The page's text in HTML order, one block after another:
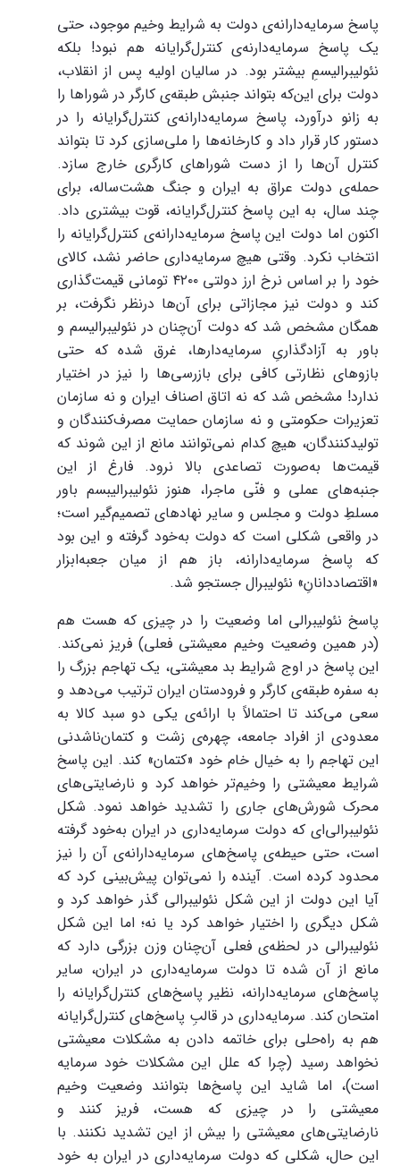
پاسخ سرمایه‌دارانه‌ی دولت به شرایط وخیم موجود، حتی
یک پاسخ سرمایه‌دارنه‌ی کنترل‌گرایانه هم نبود! بلکه
نئولیبرالیسمِ بیشتر بود. در سالیان اولیه پس از انقلاب،
دولت برای این‌که بتواند جنبش طبقه‌ی کارگر در شوراها را
به زانو درآورد، پاسخ سرمایه‌دارانه‌ی کنترل‌گرایانه را در
دستور کار قرار داد و کارخانه‌ها را ملی‌سازی کرد تا بتواند
کنترل آن‌ها را از دست شوراهای کارگری خارج سازد.
حمله‌ی دولت عراق به ایران و جنگ هشت‌ساله، برای
چند سال، به این پاسخ کنترل‌گرایانه، قوت بیشتری داد.
اکنون اما دولت این پاسخ سرمایه‌دارانه‌ی کنترل‌گرایانه را
انتخاب نکرد. وقتی هیچ‌ سرمایه‌داری حاضر نشد، کالای
خود را بر اساس نرخ ارز دولتی ۴۲۰۰ تومانی قیمت‌گذاری
کند و دولت نیز مجازاتی برای آن‌ها درنظر نگرفت، بر
همگان مشخص شد که دولت آن‌چنان در نئولیبرالیسم و
باور به آزادگذاریِ سرمایه‌دارها، غرق شده که حتی
بازوهای نظارتی کافی برای بازرسی‌ها را نیز در اختیار
ندارد! مشخص شد که نه اتاق اصناف ایران و نه سازمان
تعزیرات حکومتی و نه سازمان حمایت مصرف‌کنندگان و
تولیدکنندگان، هیچ کدام نمی‌توانند مانع از این شوند که
قیمت‌ها به‌صورت تصاعدی بالا نرود. فارغ از این
جنبه‌های عملی و فنّی ماجرا، هنوز نئولیبرالیبسم باور
مسلطِ دولت و مجلس و سایر نهادهای تصمیم‌گیر است؛
در واقعی شکلی است که دولت به‌خود گرفته و این بود
که پاسخ سرمایه‌دارانه، باز هم از میان جعبه‌ابزار
«اقتصاددانانِ» نئولیبرال جستجو شد.
پاسخ نئولیبرالی اما وضعیت را در چیزی که هست هم
(در همین وضعیت وخیم معیشتی فعلی) فریز نمی‌کند.
این پاسخ در اوج شرایط بد معیشتی، یک تهاجم بزرگ را
به سفره طبقه‌ی کارگر و فرودستان ایران ترتیب می‌دهد و
سعی می‌کند تا احتمالاً با ارائه‌ی یکی دو سبد کالا به
معدودی از افراد جامعه، چهره‌ی زشت و کتمان‌ناشدنی
این تهاجم را به خیال خام خود «کتمان» کند. این پاسخ
شرایط معیشتی را وخیم‌تر خواهد کرد و نارضایتی‌های
محرک شورش‌های جاری را تشدید خواهد نمود. شکل
نئولیبرالی‌ای که دولت سرمایه‌داری در ایران به‌خود گرفته
است، حتی حیطه‌ی پاسخ‌های سرمایه‌دارانه‌ی آن را نیز
محدود کرده است. آینده را نمی‌توان پیش‌بینی کرد که
آیا این دولت از این شکل نئولیبرالی گذر خواهد کرد و
شکل دیگری را اختیار خواهد کرد یا نه؛ اما این شکل
نئولیبرالی در لحظه‌ی فعلی آن‌چنان وزن بزرگی دارد که
مانع از آن شده تا دولت سرمایه‌داری در ایران، سایر
پاسخ‌های سرمایه‌دارانه، نظیر پاسخ‌های کنترل‌گرایانه را
امتحان کند. سرمایه‌داری در قالبِ پاسخ‌های کنترل‌گرایانه
هم به راه‌حلی برای خاتمه دادن به مشکلات معیشتی
نخواهد رسید (چرا که علل این مشکلات خود سرمایه
است)، اما شاید این پاسخ‌ها بتوانند وضعیت وخیم
معیشتی را در چیزی که هست، فریز کنند و
نارضایتی‌های معیشتی را بیش از این تشدید نکنند. با
این حال، شکلی که دولت سرمایه‌داری در ایران به خود